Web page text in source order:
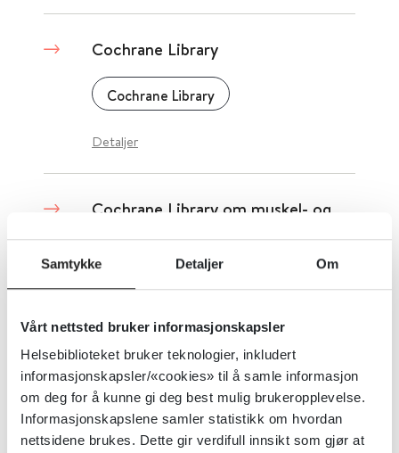
Samtykke Detaljer Om
Vårt nettsted bruker informasjonskapsler
Helsebiblioteket bruker teknologier, inkludert
informasjonskapsler/«cookies» til å samle informasjon
om deg for å kunne gi deg best mulig brukeropplevelse.
Informasjonskapslene samler statistikk om hvordan
nettsidene brukes. Dette gir verdifull innsikt som gjør at
Cochrane Library
Cochrane Library
Detaljer
Cochrane Library om muskel- og
skjelettlidelser
Detaljer
Cochrane Library om ortopedi og
traumer